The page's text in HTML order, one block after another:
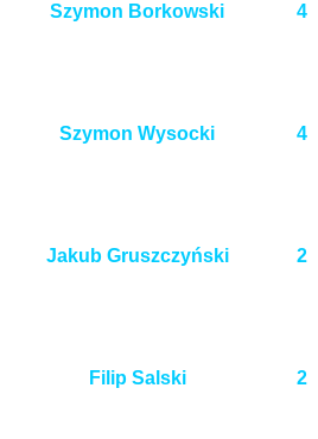
Szymon Borkowski 4
Szymon Wysocki 4
Jakub Gruszczyński 2
Filip Salski 2